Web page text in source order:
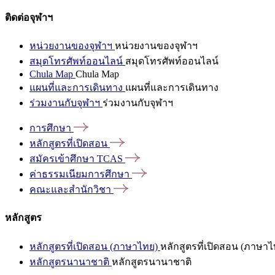
ติดต่อจุฬาฯ
หน่วยงานของจุฬาฯ หน่วยงานของจุฬาฯ
สมุดโทรศัพท์ออนไลน์ สมุดโทรศัพท์ออนไลน์
Chula Map Chula Map
แผนที่และการเดินทาง แผนที่และการเดินทาง
ร่วมงานกับจุฬาฯ ร่วมงานกับจุฬาฯ
การศึกษา
หลักสูตรที่เปิดสอน
สมัครเข้าศึกษา TCAS
ค่าธรรมเนียมการศึกษา
คณะและสำนักวิชา
หลักสูตร
หลักสูตรที่เปิดสอน (ภาษาไทย) หลักสูตรที่เปิดสอน (ภาษาไ
หลักสูตรนานาชาติ หลักสูตรนานาชาติ